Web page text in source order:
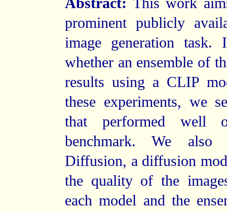
prominent publicly
image generation task.
whether an ensemble of
results using a CLIP
these experiments, we
that performed well
benchmark. We also
Diffusion, a diffusion
the quality of the
each model and the